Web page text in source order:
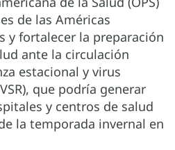
de las Américas
y fortalecer la preparación
ante la circulación
estacional y virus
que podría generar
y centros de salud
la temporada invernal en